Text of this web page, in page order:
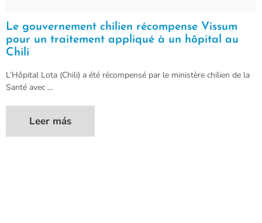
Le gouvernement chilien récompense Vissum
pour un traitement appliqué à un hôpital au
Chili
L’Hôpital Lota (Chili) a été récompensé par le ministère chilien de la
Santé avec …
Leer más